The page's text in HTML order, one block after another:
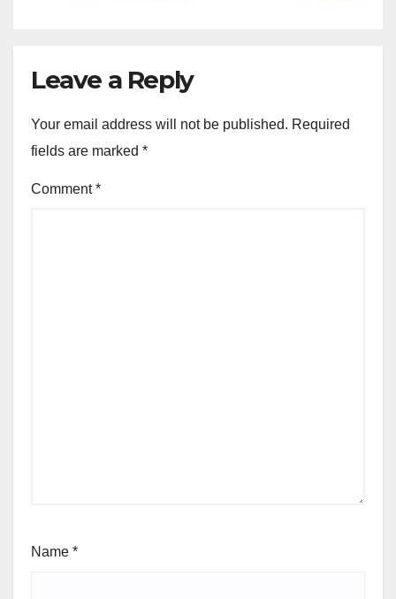
Leave a Reply
Your email address will not be published. Required
fields are marked *
Comment*
Name *